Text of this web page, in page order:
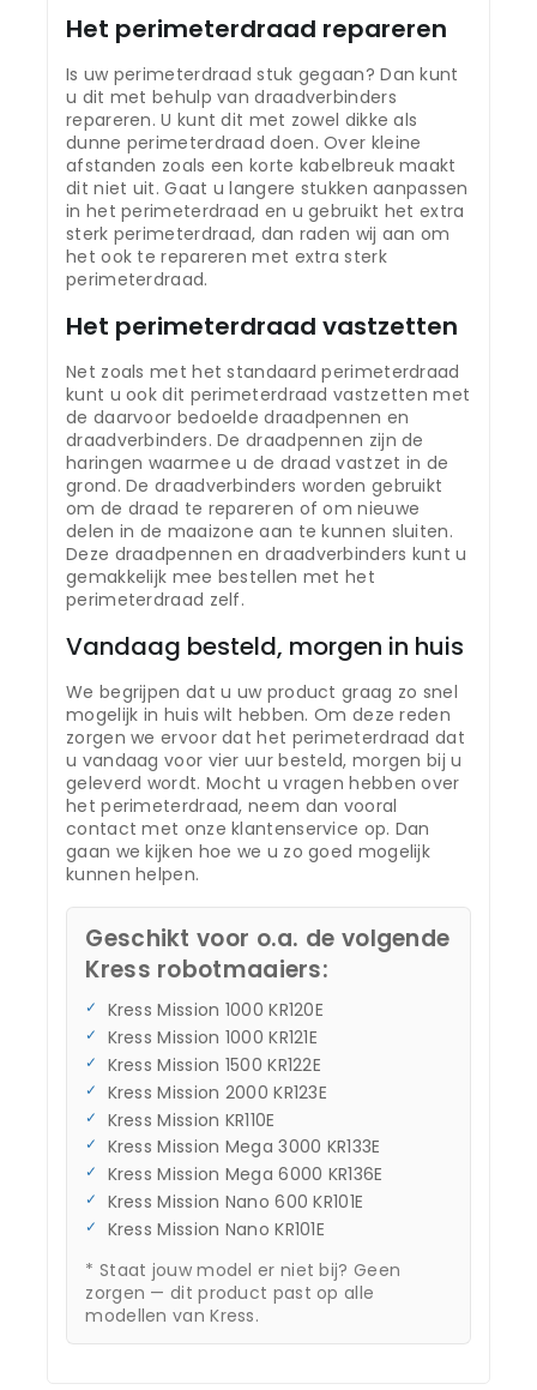
Het perimeterdraad repareren
Is uw perimeterdraad stuk gegaan? Dan kunt
u dit met behulp van draadverbinders
repareren. U kunt dit met zowel dikke als
dunne perimeterdraad doen. Over kleine
afstanden zoals een korte kabelbreuk maakt
dit niet uit. Gaat u langere stukken aanpassen
in het perimeterdraad en u gebruikt het extra
sterk perimeterdraad, dan raden wij aan om
het ook te repareren met extra sterk
perimeterdraad.
Het perimeterdraad vastzetten
Net zoals met het standaard perimeterdraad
kunt u ook dit perimeterdraad vastzetten met
de daarvoor bedoelde draadpennen en
draadverbinders. De draadpennen zijn de
haringen waarmee u de draad vastzet in de
grond. De draadverbinders worden gebruikt
om de draad te repareren of om nieuwe
delen in de maaizone aan te kunnen sluiten.
Deze draadpennen en draadverbinders kunt u
gemakkelijk mee bestellen met het
perimeterdraad zelf.
Vandaag besteld, morgen in huis
We begrijpen dat u uw product graag zo snel
mogelijk in huis wilt hebben. Om deze reden
zorgen we ervoor dat het perimeterdraad dat
u vandaag voor vier uur besteld, morgen bij u
geleverd wordt. Mocht u vragen hebben over
het perimeterdraad, neem dan vooral
contact met onze klantenservice op. Dan
gaan we kijken hoe we u zo goed mogelijk
kunnen helpen.
Geschikt voor o.a. de volgende
Kress robotmaaiers:
Kress Mission 1000 KR120E
Kress Mission 1000 KR121E
Kress Mission 1500 KR122E
Kress Mission 2000 KR123E
Kress Mission KR110E
Kress Mission Mega 3000 KR133E
Kress Mission Mega 6000 KR136E
Kress Mission Nano 600 KR101E
Kress Mission Nano KR101E
* Staat jouw model er niet bij? Geen
zorgen — dit product past op alle
modellen van Kress.